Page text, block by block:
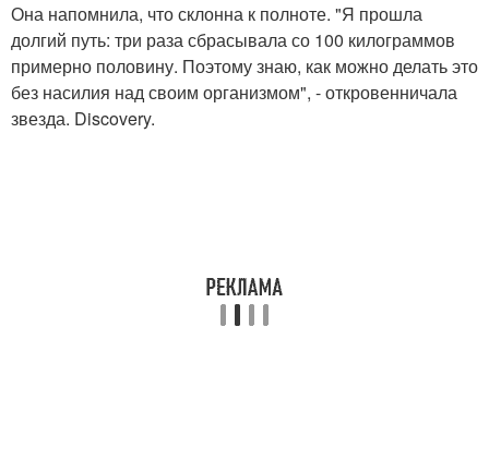
Она напомнила, что склонна к полноте. "Я прошла
долгий путь: три раза сбрасывала со 100 килограммов
примерно половину. Поэтому знаю, как можно делать это
без насилия над своим организмом", - откровенничала
звезда. Discovery.